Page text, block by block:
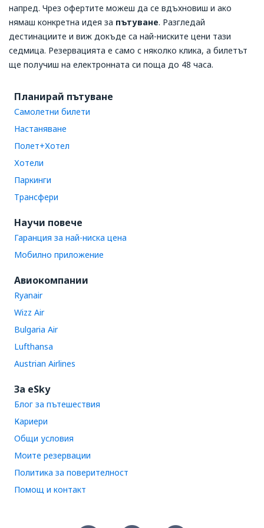
напред. Чрез офертите можеш да се вдъхновиш и ако
нямаш конкретна идея за пътуване. Разгледай
дестинациите и виж докъде са най-ниските цени тази
седмица. Резервацията е само с няколко клика, а билетът
ще получиш на електронната си поща до 48 часа.
Планирай пътуване
Самолетни билети
Настаняване
Полет+Хотел
Хотели
Паркинги
Трансфери
Научи повече
Гаранция за най-ниска цена
Мобилно приложение
Авиокомпании
Ryanair
Wizz Air
Bulgaria Air
Lufthansa
Austrian Airlines
За eSky
Блог за пътешествия
Кариери
Общи условия
Моите резервации
Политика за поверителност
Помощ и контакт